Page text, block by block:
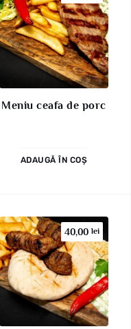
Meniu ceafa de porc
ADAUGĂ ÎN COȘ
40,00lei